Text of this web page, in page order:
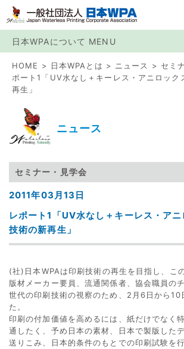
日本WPAについて MENU
HOME 日本WPAとは ニュース セミ
ポート1「UV水なし＋キーレス・アニロック
再生」
ニュース
セミナー・見学会
2011年03月13日
レポート1「UV水なし＋キーレス・ア
技術の新再生」
(社)日本WPAは印刷技術の再生を目指し、こ
版材メーカー要員、流通関係者、協会職員の
世代の印刷技術の視察のため、2月6日から10
た。
印刷の付加価値を高めるには、紙だけでなく
通したく、予め日本の素材、日本で製版した
送りこみ、日本的条件のもとでの印刷試験を